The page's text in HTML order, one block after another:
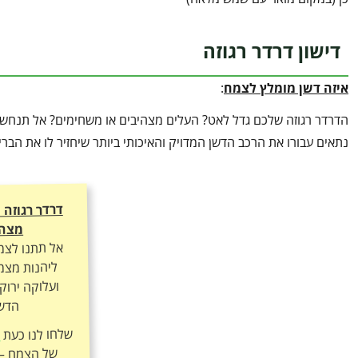
דישון דרדר רגוזה
איזה דשן מומלץ לצמח:
הדרדר רגוזה שלכם גדל לאט? העלים מצהיבים או משחימים? אל
נתאים עבורו את הרכב הדשן המדויק והאיכותי ביותר שיחזיר לו את
דרדר
אל תתנו
ליהנות
ועלוקה
שלחו לנו כעת